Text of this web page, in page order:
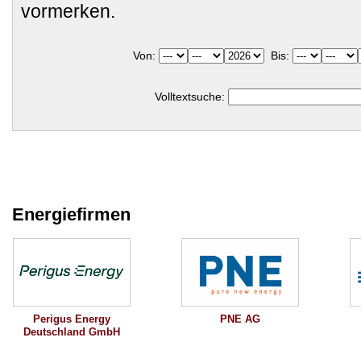
vormerken.
Von: Bis:
Volltextsuche:
Energiefirmen
Perigus Energy
Deutschland GmbH
PNE AG